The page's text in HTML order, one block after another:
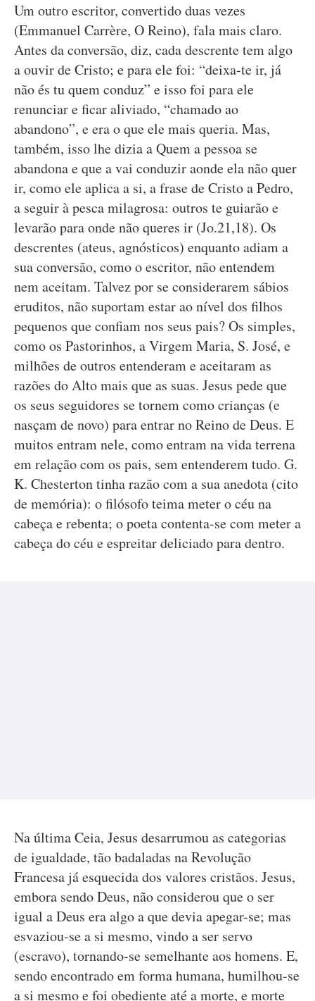
Um outro escritor, convertido duas vezes
(Emmanuel Carrère, O Reino), fala mais claro.
Antes da conversão, diz, cada descrente tem algo
a ouvir de Cristo; e para ele foi: “deixa-te ir, já
não és tu quem conduz” e isso foi para ele
renunciar e ficar aliviado, “chamado ao
abandono”, e era o que ele mais queria. Mas,
também, isso lhe dizia a Quem a pessoa se
abandona e que a vai conduzir aonde ela não quer
ir, como ele aplica a si, a frase de Cristo a Pedro,
a seguir à pesca milagrosa: outros te guiarão e
levarão para onde não queres ir (Jo.21,18). Os
descrentes (ateus, agnósticos) enquanto adiam a
sua conversão, como o escritor, não entendem
nem aceitam. Talvez por se considerarem sábios
eruditos, não suportam estar ao nível dos filhos
pequenos que confiam nos seus pais? Os simples,
como os Pastorinhos, a Virgem Maria, S. José, e
milhões de outros entenderam e aceitaram as
razões do Alto mais que as suas. Jesus pede que
os seus seguidores se tornem como crianças (e
nasçam de novo) para entrar no Reino de Deus. E
muitos entram nele, como entram na vida terrena
em relação com os pais, sem entenderem tudo. G.
K. Chesterton tinha razão com a sua anedota (cito
de memória): o filósofo teima meter o céu na
cabeça e rebenta; o poeta contenta-se com meter a
cabeça do céu e espreitar deliciado para dentro.
Na última Ceia, Jesus desarrumou as categorias
de igualdade, tão badaladas na Revolução
Francesa já esquecida dos valores cristãos. Jesus,
embora sendo Deus, não considerou que o ser
igual a Deus era algo a que devia apegar-se; mas
esvaziou-se a si mesmo, vindo a ser servo
(escravo), tornando-se semelhante aos homens. E,
sendo encontrado em forma humana, humilhou-se
a si mesmo e foi obediente até a morte, e morte